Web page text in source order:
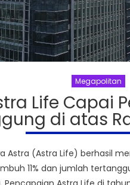
Megapolitan
Life Capai
di atas
Astra (Astra Life) berhasil
11% dan jumlah